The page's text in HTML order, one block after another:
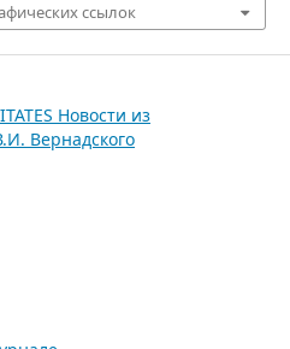
ссылок
Новости из
Вернадского